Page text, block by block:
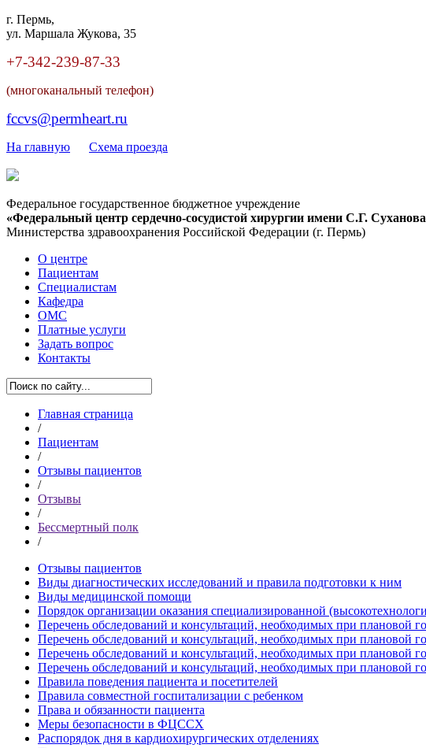
г. Пермь,
ул. Маршала Жукова, 35
+7-342-239-87-33
(многоканальный телефон)
fccvs@permheart.ru
На главную Cхема проезда
Федеральное государственное бюджетное учреждение
«Федеральный центр сердечно-сосудистой хирургии имени С.Г.
Министерства здравоохранения Российской Федерации (г. Пермь)
О центре
Пациентам
Специалистам
Кафедра
ОМС
Платные услуги
Задать вопрос
Контакты
Главная страница
/
Пациентам
/
Отзывы пациентов
/
Отзывы
/
Бессмертный полк
/
Отзывы пациентов
Виды диагностических исследований и правила подготовки к ним
Виды медицинской помощи
Порядок организации оказания специализированной
Перечень обследований и консультаций, необходимых при плановой
Перечень обследований и консультаций, необходимых при плановой
Перечень обследований и консультаций, необходимых при плановой
Перечень обследований и консультаций, необходимых при плановой
Правила поведения пациента и посетителей
Правила совместной госпитализации с ребенком
Права и обязанности пациента
Меры безопасности в ФЦССХ
Распорядок дня в кардиохирургических отделениях